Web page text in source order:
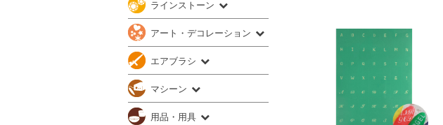
ラインストーン
アート・デコレーション
エアブラシ
マシーン
用品・用具